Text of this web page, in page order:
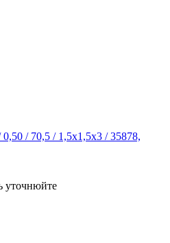
/ 70,5 / 1,5x1,5x3 / 35878,
уточнюйте